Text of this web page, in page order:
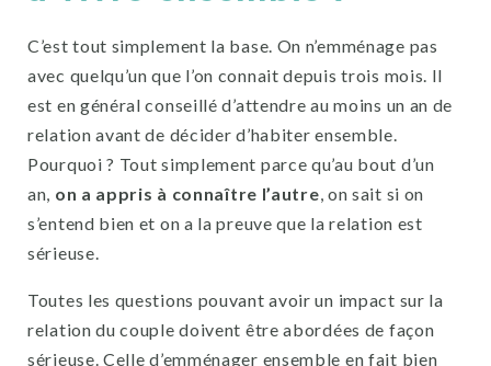
C’est tout simplement la base. On n’emménage pas
avec quelqu’un que l’on connait depuis trois mois. Il
est en général conseillé d’attendre au moins un an de
relation avant de décider d’habiter ensemble.
Pourquoi ? Tout simplement parce qu’au bout d’un
an, on a appris à connaître l’autre, on sait si on
s’entend bien et on a la preuve que la relation est
sérieuse.
Toutes les questions pouvant avoir un impact sur la
relation du couple doivent être abordées de façon
sérieuse. Celle d’emménager ensemble en fait bien